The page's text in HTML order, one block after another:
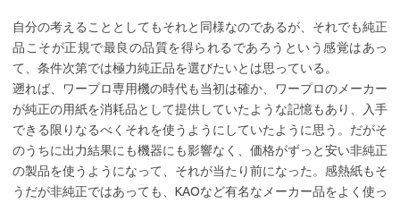
自分の考えることとしてもそれと同様なのであるが、それでも純正
品こそが正規で最良の品質を得られるであろうという感覚はあっ
て、条件次第では極力純正品を選びたいとは思っている。
遡れば、ワープロ専用機の時代も当初は確か、ワープロのメーカー
が純正の用紙を消耗品として提供していたような記憶もあり、入手
できる限りなるべくそれを使うようにしていたように思う。だがそ
のうちに出力結果にも機器にも影響なく、価格がずっと安い非純正
の製品を使うようになって、それが当たり前になった。感熱紙もそ
うだが非純正ではあっても、KAOなど有名なメーカー品をよく使っ